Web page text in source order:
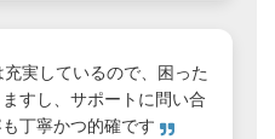
実しているので、困った
すし、サポートに問い合
丁寧かつ的確です